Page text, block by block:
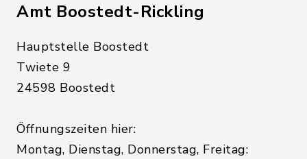
Amt Boostedt-Rickling
Hauptstelle Boostedt
Twiete 9
24598 Boostedt
Öffnungszeiten hier:
Montag, Dienstag, Donnerstag, Freitag: